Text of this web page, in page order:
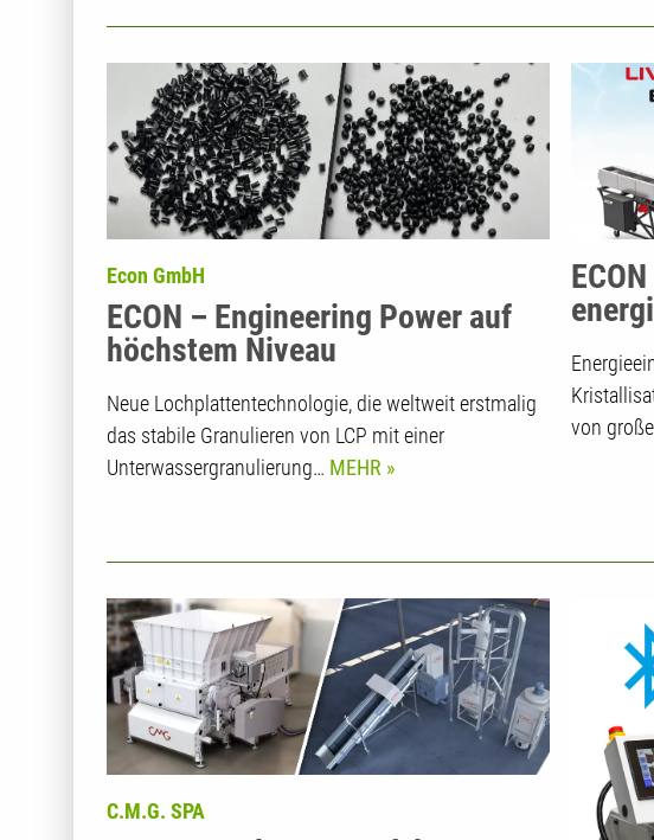
ECON – Engineering Power auf
höchstem Niveau
Econ GmbH
Neue Lochplattentechnologie, die weltweit erstmalig
das stabile Granulieren von LCP mit einer
Unterwassergranulierung… MEHR
von
C.M.G. SPA